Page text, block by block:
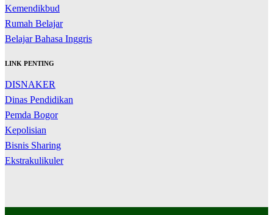
Kemendikbud
Rumah Belajar
Belajar Bahasa Inggris
LINK PENTING
DISNAKER
Dinas Pendidikan
Pemda Bogor
Kepolisian
Bisnis Sharing
Ekstrakulikuler